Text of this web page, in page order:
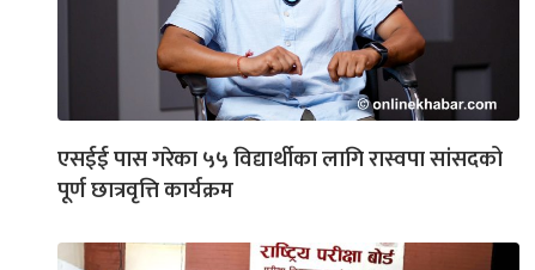
एसईई पास गरेका ५५ विद्यार्थीका लागि रास्वपा सांसदको
पूर्ण छात्रवृत्ति कार्यक्रम